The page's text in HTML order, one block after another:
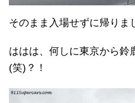
そのまま入場せずに帰りま
ははは、何しに東京から鈴
(笑)？！